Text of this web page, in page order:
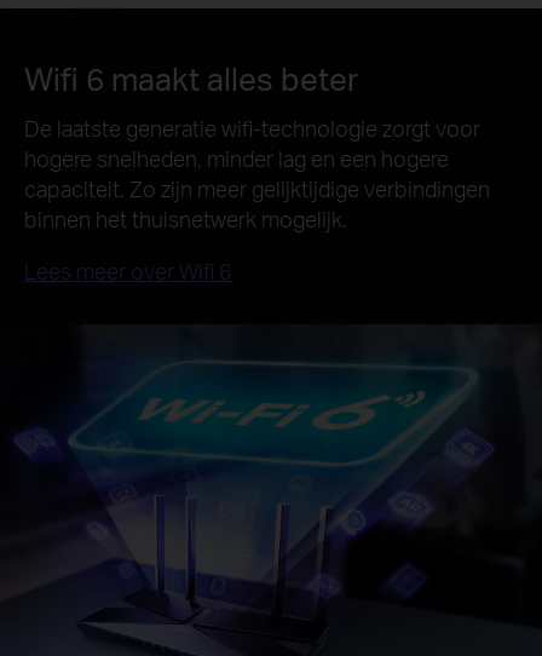
Wifi 6 maakt alles beter
De laatste generatie wifi-technologie zorgt voor
hogere snelheden, minder lag en een hogere
capaciteit. Zo zijn meer gelijktijdige verbindingen
binnen het thuisnetwerk mogelijk.
Lees meer over Wifi 6